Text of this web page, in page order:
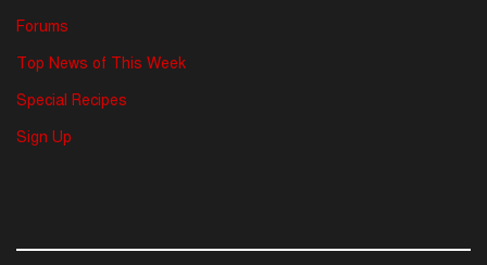
Forums
Top News of This Week
Special Recipes
Sign Up